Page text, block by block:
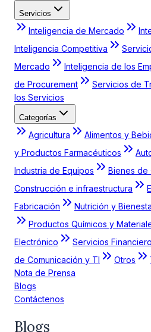
Servicios
Inteligencia de Mercado
Inteligencia Competitiva
Mercado
Inteligencia de los
de Procurement
Servicios de
los Servicios
Categorías
Agricultura Alimentos y
y Productos Farmacéuticos
Industria de Equipos
Bienes de
Construcción e infraestructura
Fabricación
Nutrición y
Productos Químicos y
Electrónico
Servicios
de Comunicación y TI
Otros
Nota de Prensa
Blogs
Contáctenos
Blogs